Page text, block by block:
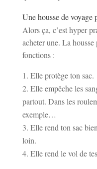
Une housse de voyage
Alors ça, c’est hyper
acheter une. La
fonctions :
Elle protège ton sac.
Elle empêche les
partout. Dans les
exemple…
Elle rend ton sac
loin.
Elle rend le vol de